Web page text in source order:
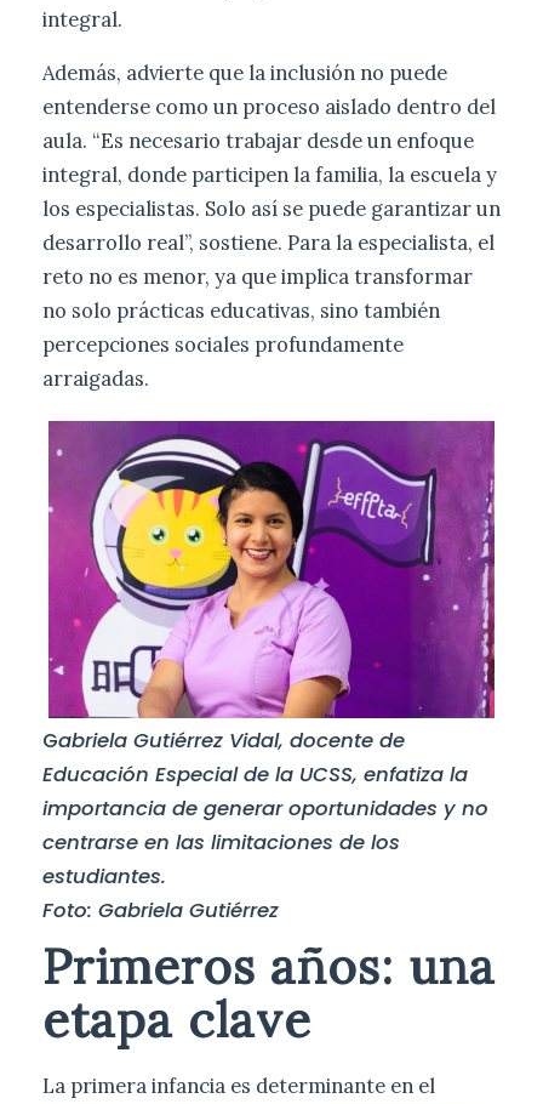
integral.
Además, advierte que la inclusión no puede
entenderse como un proceso aislado dentro del
aula. “Es necesario trabajar desde un enfoque
integral, donde participen la familia, la escuela y
los especialistas. Solo así se puede garantizar un
desarrollo real”, sostiene. Para la especialista, el
reto no es menor, ya que implica transformar
no solo prácticas educativas, sino también
percepciones sociales profundamente
arraigadas.
Gabriela Gutiérrez Vidal, docente de
Educación Especial de la UCSS, enfatiza la
importancia de generar oportunidades y no
centrarse en las limitaciones de los
estudiantes.
Foto: Gabriela Gutiérrez
Primeros años: una
etapa clave
La primera infancia es determinante en el